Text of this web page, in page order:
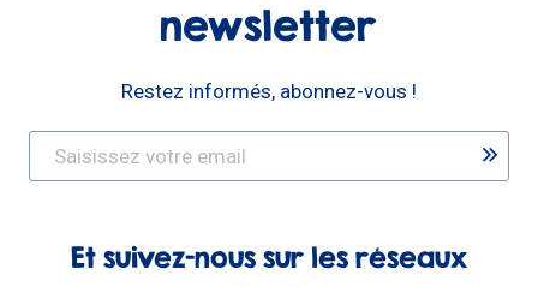
newsletter
Restez informés, abonnez-vous !
Et suivez-nous sur les réseaux